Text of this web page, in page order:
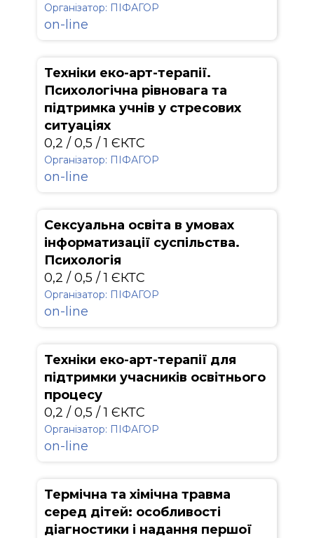
Організатор: ПІФАГОР
on-line
Техніки еко-арт-терапії.
Психологічна рівновага та
підтримка учнів у стресових
ситуаціях
0,2 / 0,5 / 1 ЄКТС
Організатор: ПІФАГОР
on-line
Сексуальна освіта в умовах
інформатизації суспільства.
Психологія
0,2 / 0,5 / 1 ЄКТС
Організатор: ПІФАГОР
on-line
Техніки еко-арт-терапії для
підтримки учасників освітнього
процесу
0,2 / 0,5 / 1 ЄКТС
Організатор: ПІФАГОР
on-line
Термічна та хімічна травма
серед дітей: особливості
діагностики і надання першої